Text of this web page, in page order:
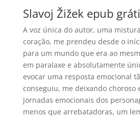
Slavoj Žižek epub
A voz única do autor, uma
coração, me prendeu desde o
para um mundo que era ao
em paralaxe e absolutamente
evocar uma resposta emocional
conseguiu, me deixando choroso
jornadas emocionais dos
menos que arrebatadoras, um